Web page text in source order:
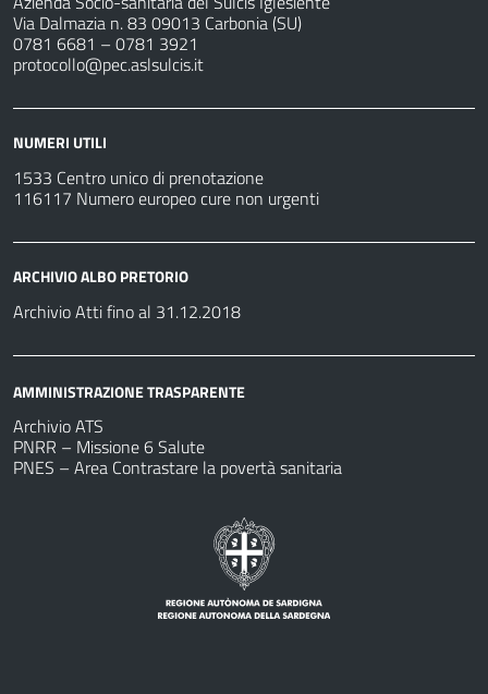
Via Dalmazia n. 83 09013 Carbonia (SU)
0781 6681 – 0781 3921
protocollo@pec.aslsulcis.it
NUMERI UTILI
1533 Centro unico di prenotazione
116117 Numero europeo cure non urgenti
ARCHIVIO ALBO PRETORIO
Archivio Atti fino al 31.12.2018
AMMINISTRAZIONE TRASPARENTE
Archivio ATS
PNRR – Missione 6 Salute
PNES – Area Contrastare la povertà sanitaria